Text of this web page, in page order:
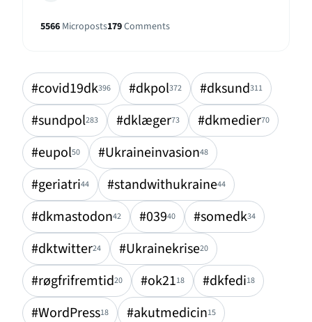
5566 Microposts179Comments
#covid19dk396 #dkpol372 #dksund311
#sundpol283 #dklæger73 #dkmedier70
#eupol50 #Ukraineinvasion48
#geriatri44 #standwithukraine44
#dkmastodon42 #03940 #somedk34
#dktwitter24 #Ukrainekrise20
#røgfrifremtid20 #ok2118 #dkfedi18
#WordPress18 #akutmedicin15